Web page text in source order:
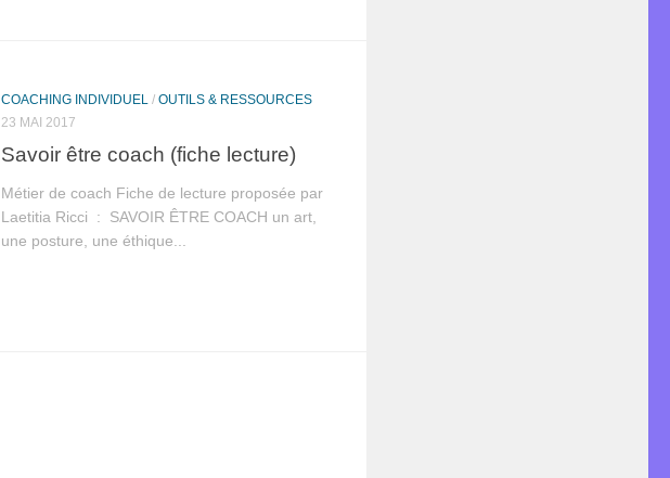
COACHING INDIVIDUEL / OUTILS & RESSOURCES
23 MAI 2017
Savoir être coach (fiche lecture)
Métier de coach Fiche de lecture proposée par
Laetitia Ricci : SAVOIR ÊTRE COACH un art,
une posture, une éthique...